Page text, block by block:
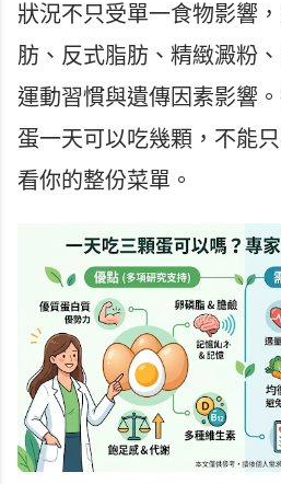
狀況不只受單一食物影響
肪、反式脂肪、精緻澱粉
運動習慣與遺傳因素影響
蛋一天可以吃幾顆，不能
看你的整份菜單。